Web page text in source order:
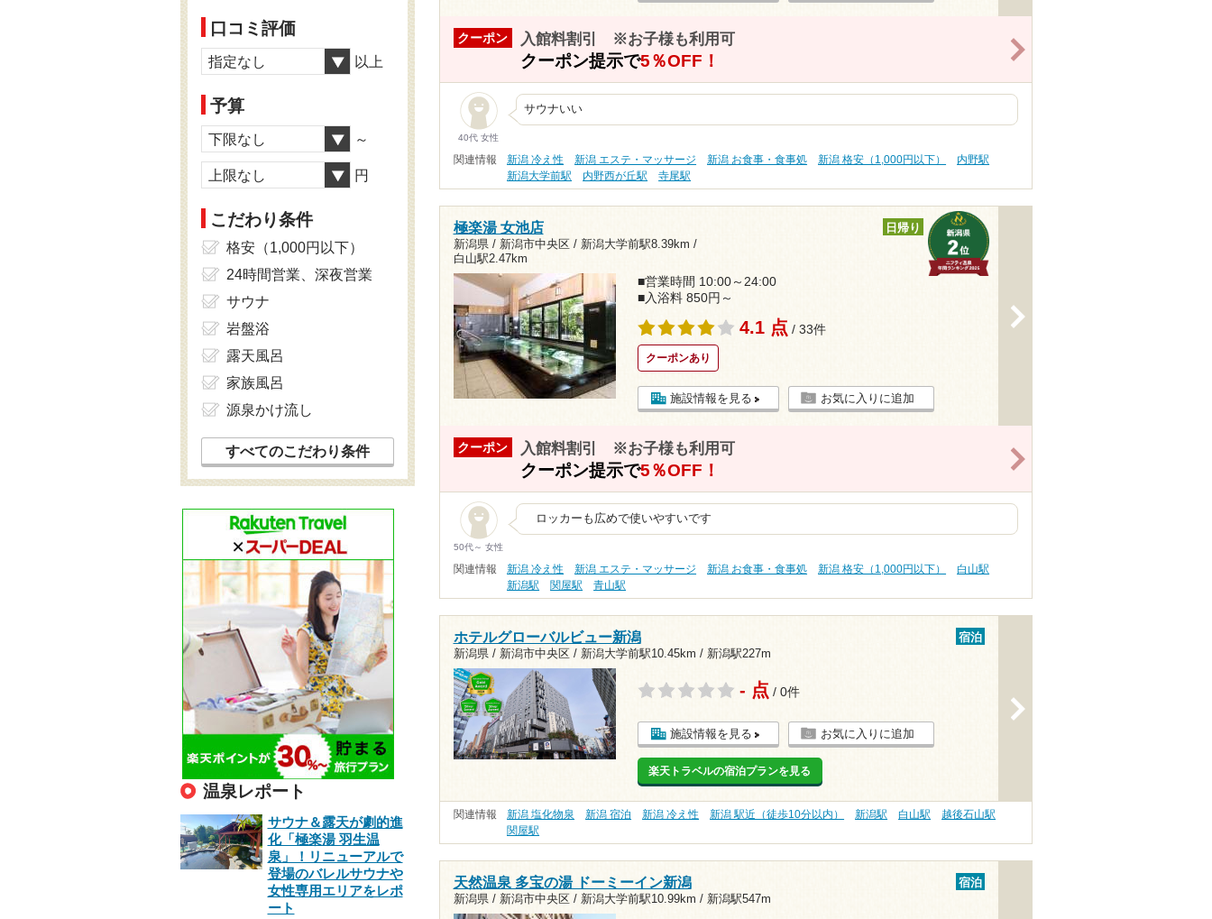
クーポン 入館料割引 ※お子様も利用可
クーポン提示で5％OFF！
40代 女性
サウナいい
関連情報 新潟 冷え性 新潟 エステ・マッサージ 新潟 お食事・食事処 新潟 格安（1,000円以下）
内野駅
新潟大学前駅
内野西が丘駅 寺尾駅
極楽湯 女池店
新潟県 / 新潟市中央区 / 新潟大学前駅8.39km /
白山駅2.47km
日帰り
■営業時間 10:00～24:00
■入浴料 850円～
4.1 点 / 33件
クーポンあり
施設情報を見る お気に入りに追加
クーポン 入館料割引 ※お子様も利用可
クーポン提示で5％OFF！
50代～ 女性
ロッカーも広めで使いやすいです
関連情報 新潟 冷え性 新潟 エステ・マッサージ 新潟 お食事・食事処 新潟 格安（1,000円以下）
白山駅
新潟駅
関屋駅 青山駅
ホテルグローバルビュー新潟
新潟県 / 新潟市中央区 / 新潟大学前駅10.45km / 新潟駅227m
宿泊
- 点 / 0件
施設情報を見る お気に入りに追加
楽天トラベルの宿泊プランを見る
関連情報 新潟 塩化物泉 新潟 宿泊 新潟 冷え性 新潟 駅近（徒歩10分以内） 新潟駅 白山駅
越後石山駅
関屋駅
天然温泉 多宝の湯 ドーミーイン新潟
新潟県 / 新潟市中央区 / 新潟大学前駅10.99km / 新潟駅547m
宿泊
口コミ評価
指定なし 以上
予算
下限なし ～
上限なし 円
こだわり条件
格安（1,000円以下）
24時間営業、深夜営業
サウナ
岩盤浴
露天風呂
家族風呂
源泉かけ流し
すべてのこだわり条件
温泉レポート
サウナ＆露天が劇的進
化「極楽湯 羽生温
泉」！リニューアルで
登場のバレルサウナや
女性専用エリアをレポ
ート